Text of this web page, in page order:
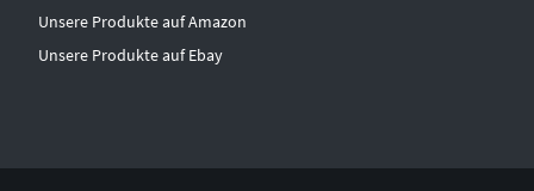
Unsere Produkte auf Amazon
Unsere Produkte auf Ebay